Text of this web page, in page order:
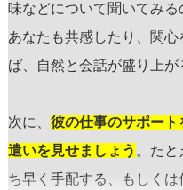
味などについて聞いてみ
あなたも共感したり、関
ば、自然と会話が盛り上が
次に、 彼の仕事のサポー
遣いを見せましょう 。た
ち早く手配する、もしく